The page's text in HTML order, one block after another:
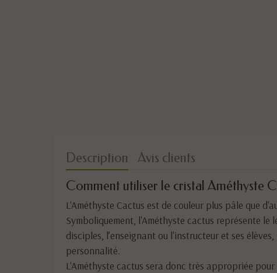
Description
Avis clients
Comment utiliser le cristal Améthyste
L'Améthyste Cactus est de couleur plus pâle que
Symboliquement, l'Améthyste cactus représente
disciples, l’enseignant ou l'instructeur et ses
personnalité.
L'Améthyste cactus sera donc très appropriée